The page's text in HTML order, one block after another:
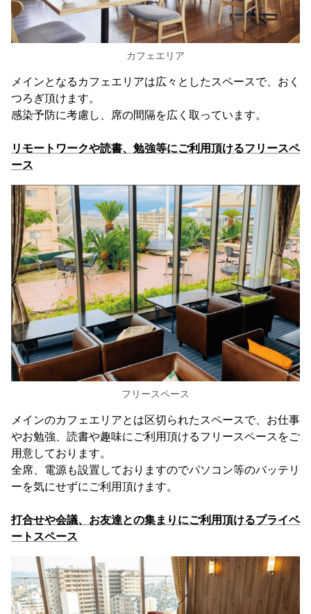
カフェエリア
メインとなるカフェエリアは広々としたスペースで、おく
つろぎ頂けます。
感染予防に考慮し、席の間隔を広く取っています。
リモートワークや読書、勉強等にご利用頂けるフリースペ
ース
フリースペース
メインのカフェエリアとは区切られたスペースで、お仕事
やお勉強、読書や趣味にご利用頂けるフリースペースをご
用意しております。
全席、電源も設置しておりますのでパソコン等のバッテリ
ーを気にせずにご利用頂けます。
打合せや会議、お友達との集まりにご利用頂けるプライベ
ートスペース